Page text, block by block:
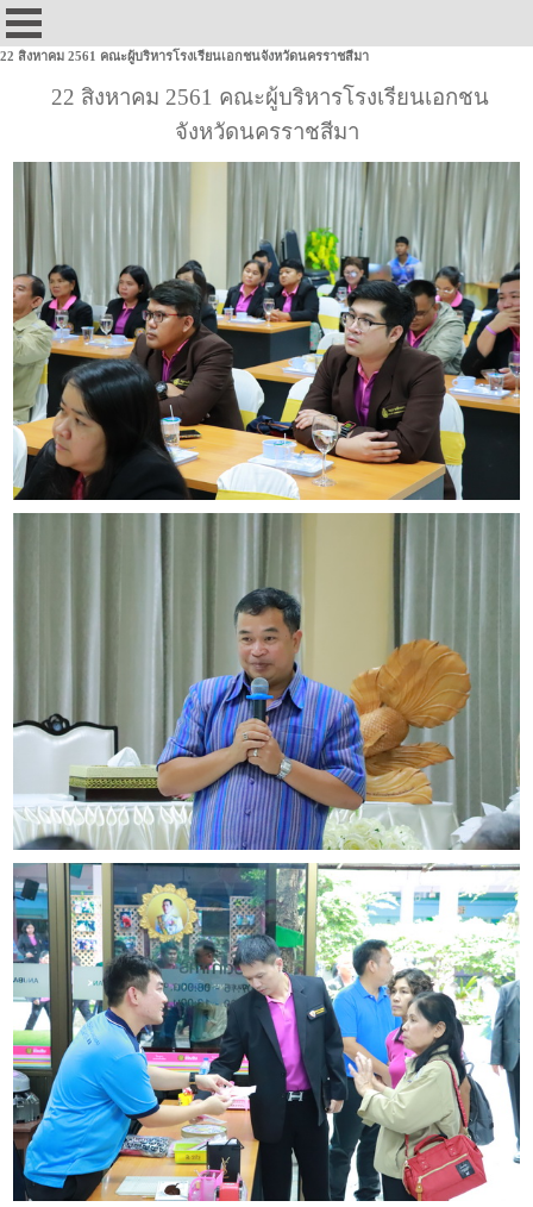
22 สิงหาคม 2561 คณะผู้บริหารโรงเรียนเอกชนจังหวัดนครราชสีมา
22 สิงหาคม 2561 คณะผู้บริหารโรงเรียนเอกชน
จังหวัดนครราชสีมา